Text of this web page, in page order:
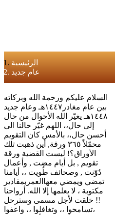
الرئيسية
عام جديد
السلام عليكم ورحمة الله وبركاته
بين عام مغادر١٤٤٧هـ وعام جديد
١٤٤٨هـ يغيّر الله‏ الأحوال من حال
إلى حال،، اللهم غيّر حالنا الى
أحسن حال،، بالأمس كان التقويم
محمّلاً ٣٦٥ ورقة, أين ذهبت تلك
الأوراق؟! ليست القضية ورقة
تقويم , بل أيام مضت , وأعمال
دُوّنت , وصحائف طُويت ،، أيامنا
تمضي ويمضي معهاالعمربمقادير
مكتوبة ، لا يعلمها إلا الله. أرواحنا
خلقت لأجل مسمى وسترحل !!
تسامحوا ،، وتغافلوا ،، واعفوا،